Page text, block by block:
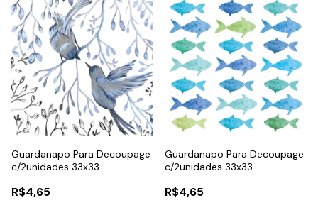
Guardanapo Para Decoupage
c/2unidades 33x33
R$4,65
Guardanapo Para Decoupage
c/2unidades 33x33
R$4,65